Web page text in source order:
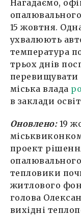
Нагадаємо,
15 жовтня.
ухвалюють
температура
трьох днів
перевищувати
міська влада
в заклади
Оновлено: 19
проект
тепловики
житлового
голова
вихідні